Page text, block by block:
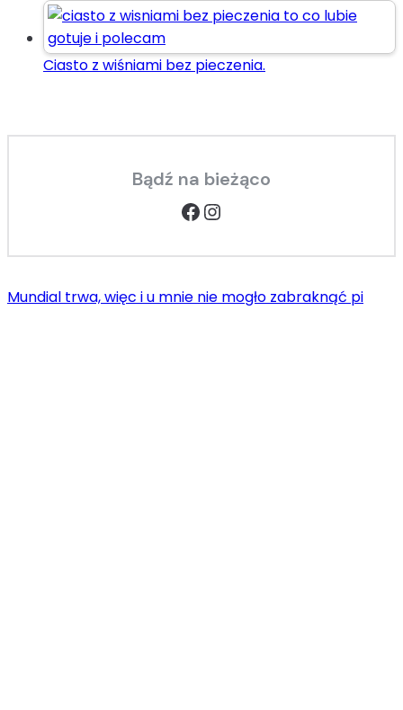
Ciasto z wiśniami bez pieczenia.
Bądź na bieżąco
Facebook
Instagram
Mundial trwa, więc i u mnie nie mogło zabraknąć pi